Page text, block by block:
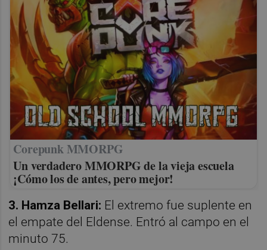
Corepunk MMORPG
Un verdadero MMORPG de la vieja escuela
¡Cómo los de antes, pero mejor!
3. Hamza Bellari: El extremo fue suplente en
el empate del Eldense. Entró al campo en el
minuto 75.